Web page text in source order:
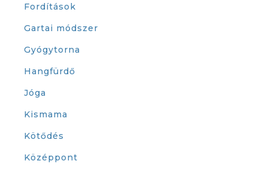
Fordítások
Gartai módszer
Gyógytorna
Hangfürdő
Jóga
Kismama
Kötődés
Középpont